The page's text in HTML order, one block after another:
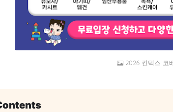
2026 킨텍스 코